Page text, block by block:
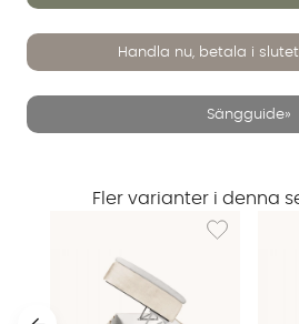
Handla nu, betala i
Sängguide»
Fler varianter i denna
Lägg till i